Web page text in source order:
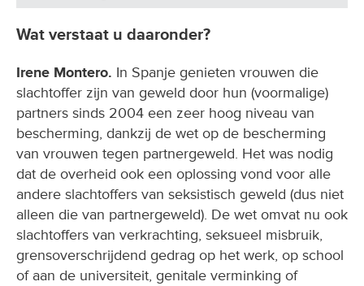
Wat verstaat u daaronder?
Irene Montero. In Spanje genieten vrouwen die
slachtoffer zijn van geweld door hun (voormalige)
partners sinds 2004 een zeer hoog niveau van
bescherming, dankzij de wet op de bescherming
van vrouwen tegen partnergeweld. Het was nodig
dat de overheid ook een oplossing vond voor alle
andere slachtoffers van seksistisch geweld (dus niet
alleen die van partnergeweld). De wet omvat nu ook
slachtoffers van verkrachting, seksueel misbruik,
grensoverschrijdend gedrag op het werk, op school
of aan de universiteit, genitale verminking of